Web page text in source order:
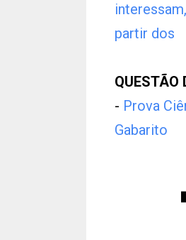
partir dos
QUESTÃO
- Prova
Gabarito